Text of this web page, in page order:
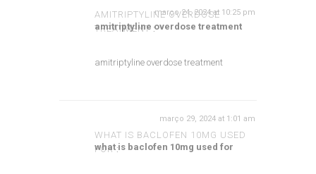
AMITRIPTYLINE OVERDOSE
TREATMENT:
março 24, 2024 at 10:25 pm
amitriptyline overdose treatment
amitriptyline overdose treatment
WHAT IS BACLOFEN 10MG USED
FOR:
março 29, 2024 at 1:01 am
what is baclofen 10mg used for